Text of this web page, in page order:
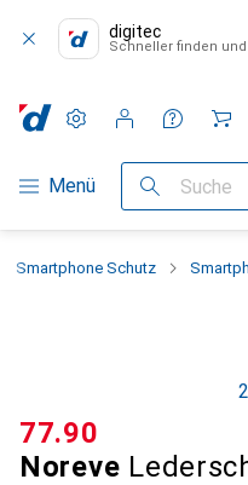
digitec
Schneller finden
Navigation nach Kategorien
Menü Suche
Einstellungen
Kundenkonto
Vergleichslisten
Merklisten
Warenkorb
Smartphone Schutz
Noreve
CHF
77.90